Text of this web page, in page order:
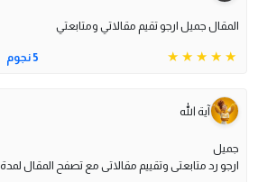
المقال جميل ارجو تقيم مقالاتي ومتابعتي
5 نجوم
آية الله
جميل
ارجو رد متابعتى وتقييم مقالاتى مع تصفح المقال لمدة 40 ثانيه